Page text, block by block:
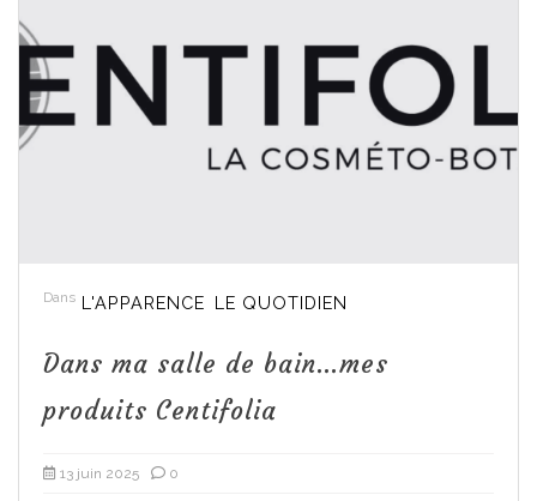
Dans L'APPARENCE LE QUOTIDIEN
Dans ma salle de bain…mes
produits Centifolia
13 juin 2025 0